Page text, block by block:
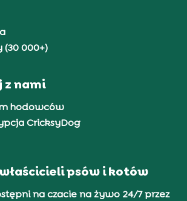
(30 000+)
z nami
hodowców
CricksyDog
psów i kotów
na czacie na żywo 24/7 przez